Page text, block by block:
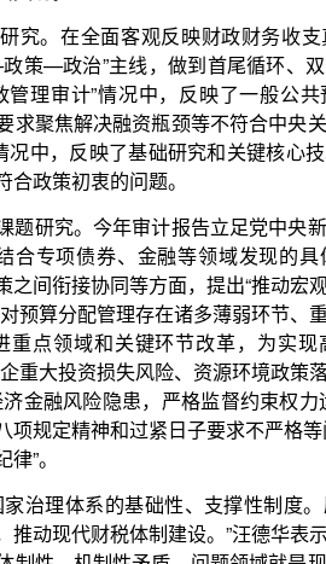
性、支撑性制度。历年审计工作报告均重
建设。”汪德华表示，财政审计的特点是发
，问题领域就是现代财税体制建设的重点
计理念，将问题发现与推动改革深化贯穿
热点。中国社会科学院财经战略研究院副
显增加了关于基础研究、关键核心技术攻
篇幅，更加系统地彰显审计监督以“国之大
，客观曝光典型问题，不回避社会热点。
第一次会议强调，审计整改“下半篇文章”
须一体推进。要把督促审计整改作为日常
、任免、奖惩的重要参考。对整改不力、
‘下半篇文章’更加权威高效。”侯凯表示。
题，已整改问题金额8501.11亿元，完善制